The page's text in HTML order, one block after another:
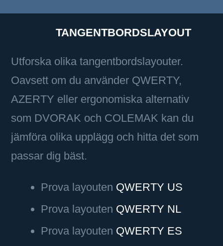
TANGENTBORDSLAYOUT
Utforska olika tangentbordslayouter.
Oavsett om du använder QWERTY,
AZERTY eller ergonomiska alternativ
som DVORAK och COLEMAK kan du
jämföra olika upplägg och hitta det som
passar dig bäst.
Prova layouten QWERTY US
Prova layouten QWERTY NL
Prova layouten QWERTY ES